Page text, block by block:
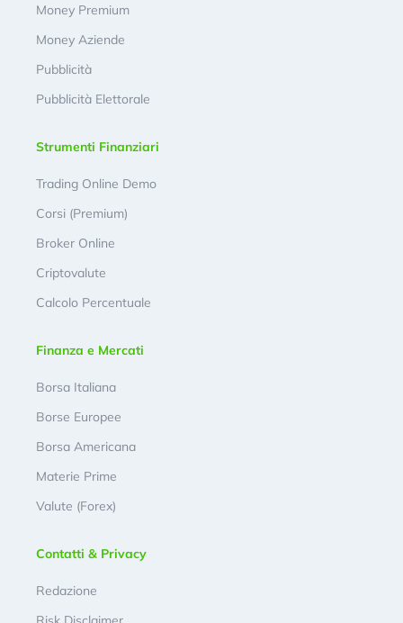
Money Premium
Money Aziende
Pubblicità
Pubblicità Elettorale
Strumenti Finanziari
Trading Online Demo
Corsi (Premium)
Broker Online
Criptovalute
Calcolo Percentuale
Finanza e Mercati
Borsa Italiana
Borse Europee
Borsa Americana
Materie Prime
Valute (Forex)
Contatti & Privacy
Redazione